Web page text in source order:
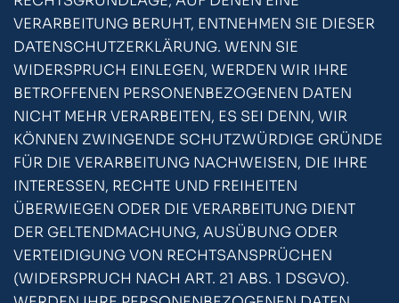
VERARBEITUNG BERUHT, ENTNEHMEN SIE DIESER
DATENSCHUTZERKLÄRUNG. WENN SIE
WIDERSPRUCH EINLEGEN, WERDEN WIR IHRE
BETROFFENEN PERSONENBEZOGENEN DATEN
NICHT MEHR VERARBEITEN, ES SEI DENN, WIR
KÖNNEN ZWINGENDE SCHUTZWÜRDIGE GRÜNDE
FÜR DIE VERARBEITUNG NACHWEISEN, DIE IHRE
INTERESSEN, RECHTE UND FREIHEITEN
ÜBERWIEGEN ODER DIE VERARBEITUNG DIENT
DER GELTENDMACHUNG, AUSÜBUNG ODER
VERTEIDIGUNG VON RECHTSANSPRÜCHEN
(WIDERSPRUCH NACH ART. 21 ABS. 1 DSGVO).